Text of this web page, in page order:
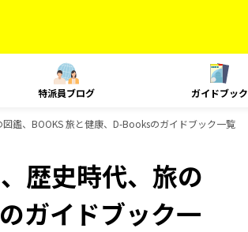
特派員ブログ ガイドブック
鑑、BOOKS 旅と健康、D-Booksのガイドブック一覧
歴史時代、旅の
ガイドブック一